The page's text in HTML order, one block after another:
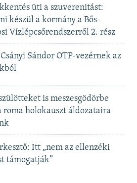
üti a szuverenitást:
készül a kormány a Bős-
Vízlépcsőrendszerről 2. rész
Sándor OTP-vezérnek az
is meszesgödörbe
roma holokauszt áldozataira
Itt „nem az ellenzéki
támogatják”